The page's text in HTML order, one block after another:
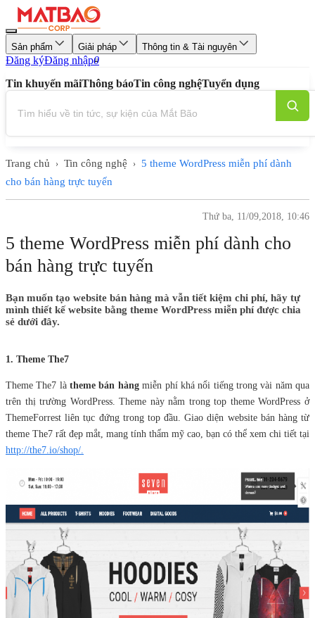
Sản phẩm Giải pháp Thông tin & Tài nguyên
Đăng kýĐăng nhập0
Tin khuyến mãiThông báoTin công nghệTuyển dụng
Trang chủ › Tin công nghệ › 5 theme WordPress miễn phí dành
cho bán hàng trực tuyến
Thứ ba, 11/09,2018, 10:46
5 theme WordPress miễn phí dành cho
bán hàng trực tuyến
Bạn muốn tạo website bán hàng mà vẫn tiết kiệm chi phí, hãy tự
mình thiết kế website bằng theme WordPress miễn phí được chia
sẻ dưới đây.
1. Theme The7
Theme The7 làtheme bán hàngmiễn phí khá nổi tiếng trong vài năm qua
trên thị trường WordPress. Theme này nằm trong top theme WordPress ở
ThemeForrest liên tục đứng trong top đầu. Giao diện website bán hàng từ
theme The7 rất đẹp mắt, mang tính thẩm mỹ cao, bạn có thể xem chi tiết tại
http://the7.io/shop/.